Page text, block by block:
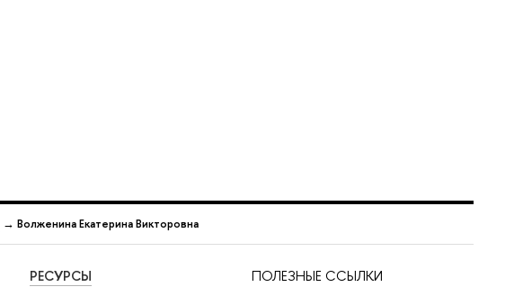
→ Волженина Екатерина Викторовна
РЕСУРСЫ ПОЛЕЗНЫЕ ССЫЛКИ